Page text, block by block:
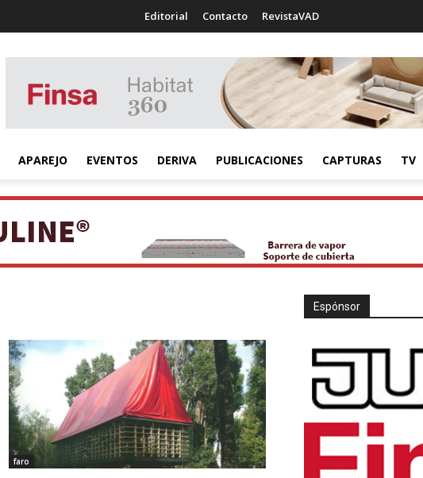
Editorial Contacto RevistaVAD
APAREJO EVENTOS DERIVA PUBLICACIONES CAPTURAS TV
faro
Espónsor